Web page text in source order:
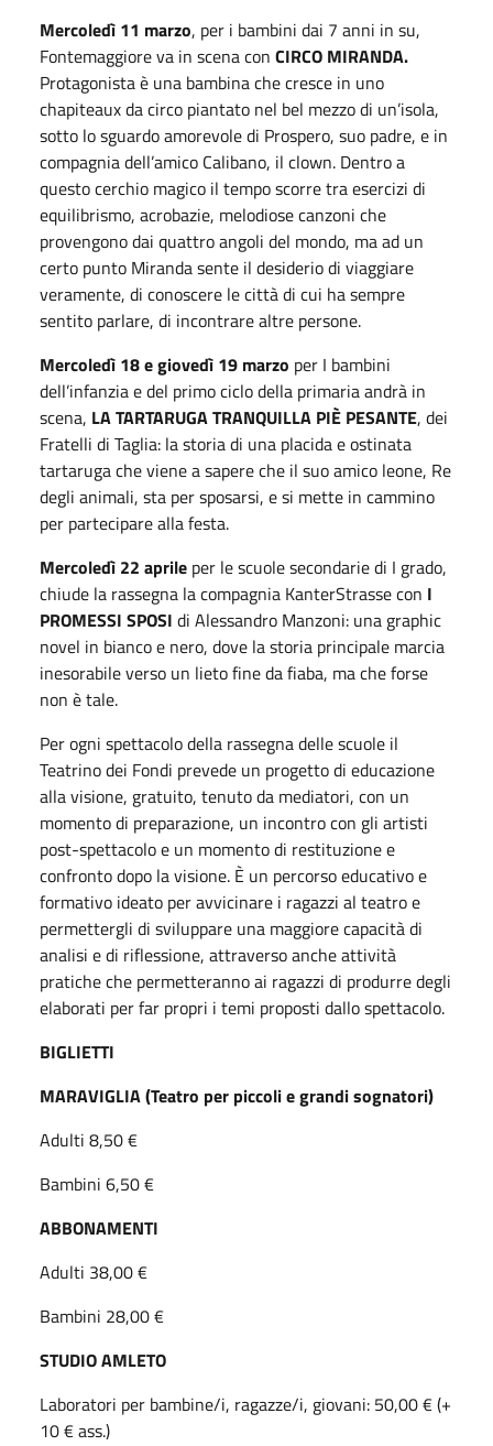
Mercoledì 11 marzo, per i bambini dai 7 anni in su,
Fontemaggiore va in scena con CIRCO MIRANDA.
Protagonista è una bambina che cresce in uno
chapiteaux da circo piantato nel bel mezzo di un’isola,
sotto lo sguardo amorevole di Prospero, suo padre, e in
compagnia dell’amico Calibano, il clown. Dentro a
questo cerchio magico il tempo scorre tra esercizi di
equilibrismo, acrobazie, melodiose canzoni che
provengono dai quattro angoli del mondo, ma ad un
certo punto Miranda sente il desiderio di viaggiare
veramente, di conoscere le città di cui ha sempre
sentito parlare, di incontrare altre persone.
Mercoledì 18 e giovedì 19 marzo per I bambini
dell’infanzia e del primo ciclo della primaria andrà in
scena, LA TARTARUGA TRANQUILLA PIÈ PESANTE, dei
Fratelli di Taglia: la storia di una placida e ostinata
tartaruga che viene a sapere che il suo amico leone, Re
degli animali, sta per sposarsi, e si mette in cammino
per partecipare alla festa.
Mercoledì 22 aprile per le scuole secondarie di I grado,
chiude la rassegna la compagnia KanterStrasse con I
PROMESSI SPOSI di Alessandro Manzoni: una graphic
novel in bianco e nero, dove la storia principale marcia
inesorabile verso un lieto fine da fiaba, ma che forse
non è tale.
Per ogni spettacolo della rassegna delle scuole il
Teatrino dei Fondi prevede un progetto di educazione
alla visione, gratuito, tenuto da mediatori, con un
momento di preparazione, un incontro con gli artisti
post-spettacolo e un momento di restituzione e
confronto dopo la visione. È un percorso educativo e
formativo ideato per avvicinare i ragazzi al teatro e
permettergli di sviluppare una maggiore capacità di
analisi e di riflessione, attraverso anche attività
pratiche che permetteranno ai ragazzi di produrre degli
elaborati per far propri i temi proposti dallo spettacolo.
BIGLIETTI
MARAVIGLIA (Teatro per piccoli e grandi sognatori)
Adulti 8,50 €
Bambini 6,50 €
ABBONAMENTI
Adulti 38,00 €
Bambini 28,00 €
STUDIO AMLETO
Laboratori per bambine/i, ragazze/i, giovani: 50,00 € (+
10 € ass.)